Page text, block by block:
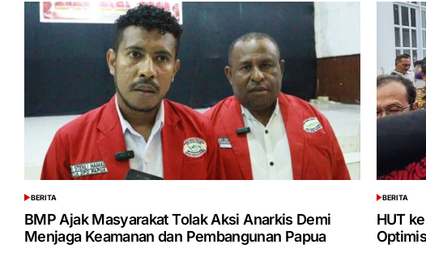
POSTED
IN
BERITA
BMP Ajak Masyarakat Tolak Aksi Anarkis Demi
Menjaga Keamanan dan Pembangunan Papua
POSTED
IN
BERITA
HUT